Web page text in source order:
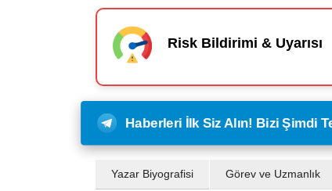
Risk Bildirimi & Uyarısı
Haberleri İlk Siz Alın! Bizi Şimdi
Yazar Biyografisi Görev ve Uzmanlık